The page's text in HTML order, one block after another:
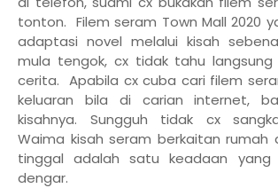
tonton. Filem seram Town Mall 2020
adaptasi novel melalui kisah
mula tengok, cx tidak tahu
cerita. Apabila cx cuba cari filem
keluaran bila di carian internet,
kisahnya. Sungguh tidak cx
Waima kisah seram berkaitan rumah
tinggal adalah satu keadaan
dengar.